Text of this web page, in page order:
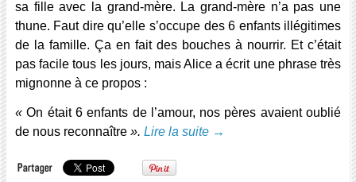
sa fille avec la grand-mère. La grand-mère n’a pas une
thune. Faut dire qu’elle s’occupe des 6 enfants illégitimes
de la famille. Ça en fait des bouches à nourrir. Et c’était
pas facile tous les jours, mais Alice a écrit une phrase très
mignonne à ce propos :
«On était 6 enfants de l’amour, nos pères avaient oublié
de nous reconnaître ». Lire la suite →